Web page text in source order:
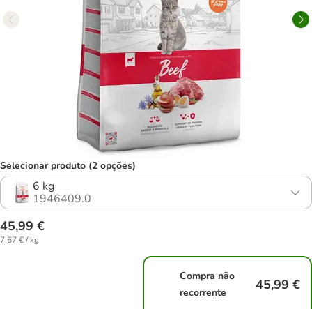
Selecionar produto (2 opções)
6 kg
1946409.0
45,99 €
7,67 € / kg
Compra não
recorrente
45,99 €